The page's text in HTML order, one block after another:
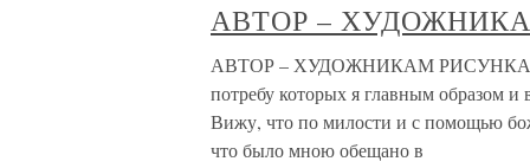
АВТОР –
АВТОР – ХУДОЖНИКАМ РИСУНКА
потребу которых я главным образом и
Вижу, что по милости и с помощью
что было мною обещано в